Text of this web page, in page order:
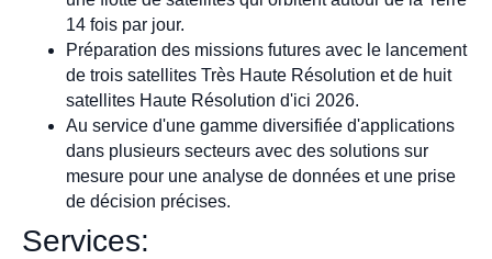
14 fois par jour.
Préparation des missions futures avec le lancement
de trois satellites Très Haute Résolution et de huit
satellites Haute Résolution d'ici 2026.
Au service d'une gamme diversifiée d'applications
dans plusieurs secteurs avec des solutions sur
mesure pour une analyse de données et une prise
de décision précises.
Services: